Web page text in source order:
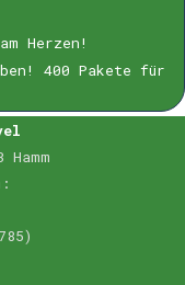
Herzen!
400 Pakete für